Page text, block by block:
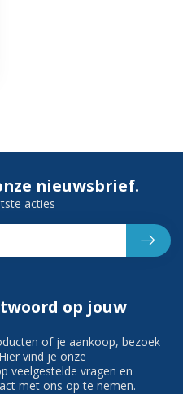
op jouw
of je aankoop, bezoek
vind je onze
veelgestelde vragen en
met ons op te nemen.
nieuwsbrief.
acties